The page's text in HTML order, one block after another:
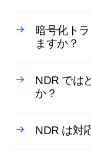
暗号化ト
ますか？
NDR では
か？
NDR は対